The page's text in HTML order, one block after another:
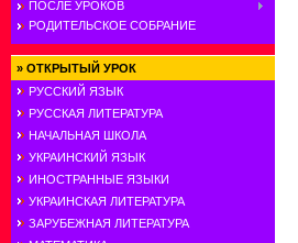
ПОСЛЕ УРОКОВ
РОДИТЕЛЬСКОЕ СОБРАНИЕ
» ОТКРЫТЫЙ УРОК
РУССКИЙ ЯЗЫК
РУССКАЯ ЛИТЕРАТУРА
НАЧАЛЬНАЯ ШКОЛА
УКРАИНСКИЙ ЯЗЫК
ИНОСТРАННЫЕ ЯЗЫКИ
УКРАИНСКАЯ ЛИТЕРАТУРА
ЗАРУБЕЖНАЯ ЛИТЕРАТУРА